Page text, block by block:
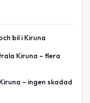
bil i Kiruna
Kiruna – flera
– ingen skadad